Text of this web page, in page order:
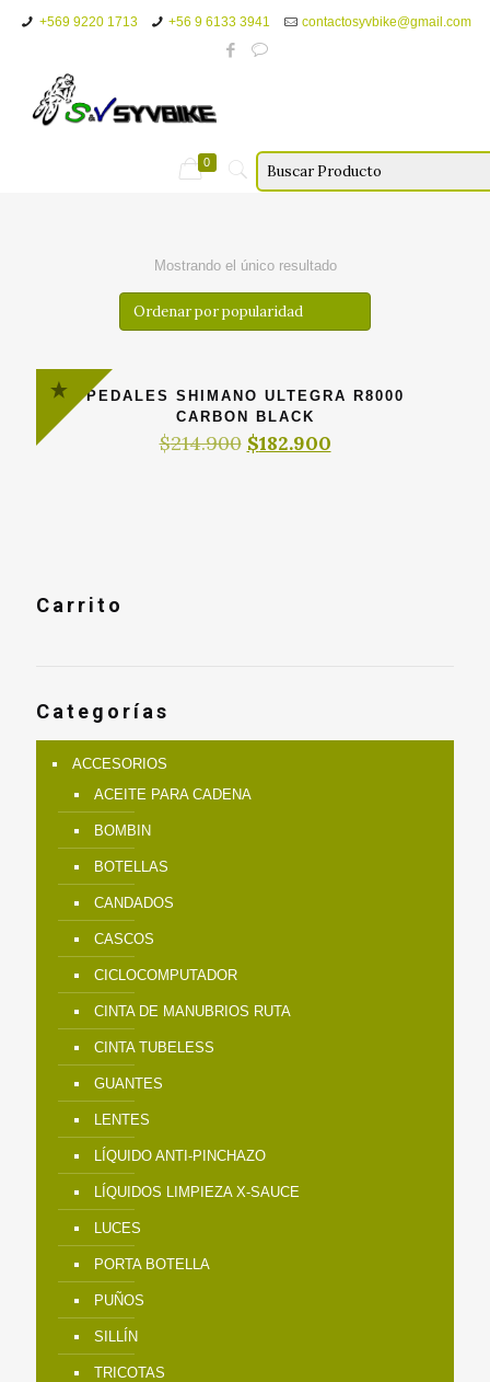
+569 9220 1713 +56 9 6133 3941 contactosyvbike@gmail.com
0
Mostrando el único resultado
PEDALES SHIMANO ULTEGRA R8000
CARBON BLACK
$214.900 El
$182.900El
Carrito
Categorías
ACCESORIOS
ACEITE PARA CADENA
BOMBIN
BOTELLAS
CANDADOS
CASCOS
CICLOCOMPUTADOR
CINTA DE MANUBRIOS RUTA
CINTA TUBELESS
GUANTES
LENTES
LÍQUIDO ANTI-PINCHAZO
LÍQUIDOS LIMPIEZA X-SAUCE
LUCES
PORTA BOTELLA
PUÑOS
SILLÍN
TRICOTAS